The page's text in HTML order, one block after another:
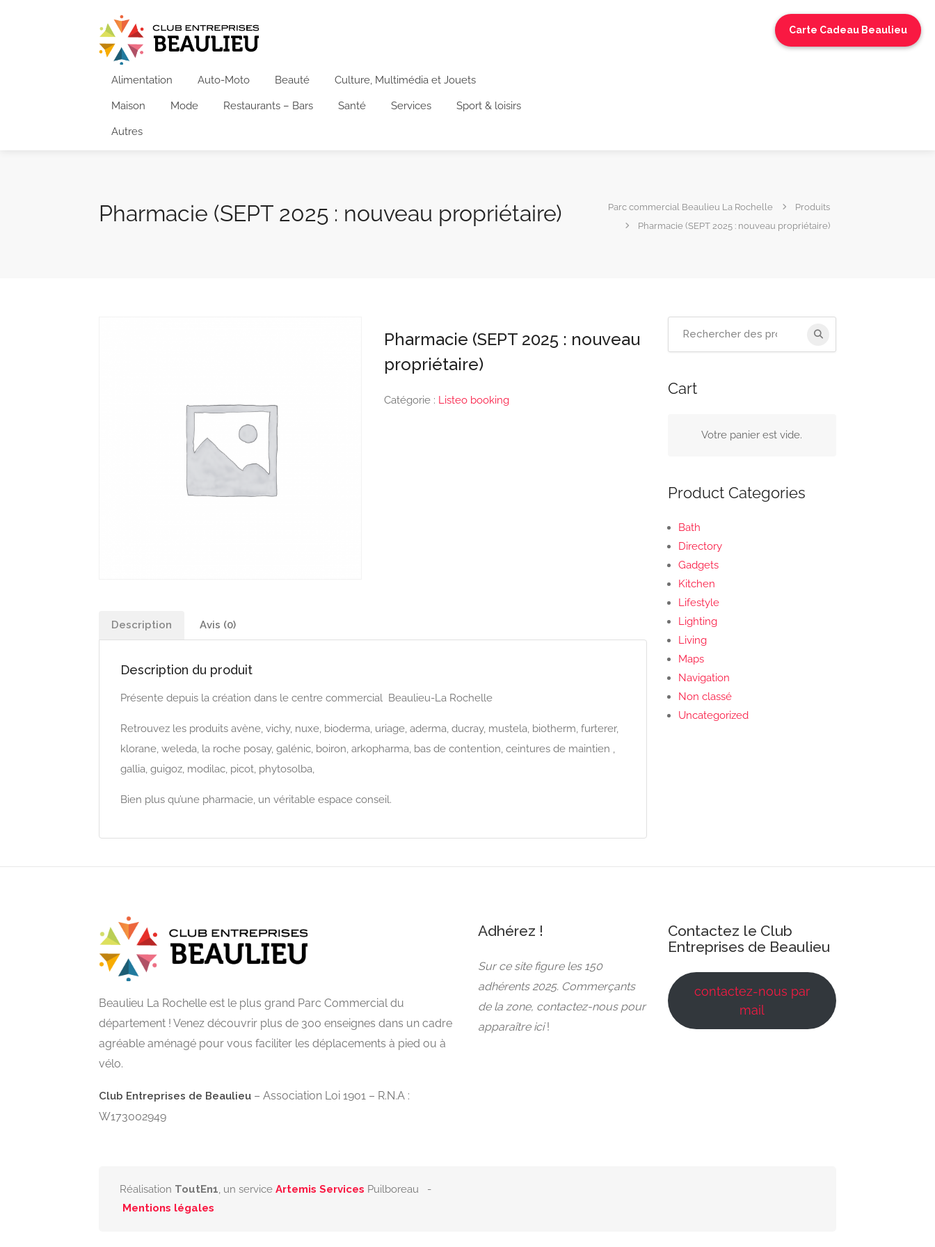
Carte Cadeau Beaulieu
Alimentation Auto-Moto Beauté Culture, Multimédia et Jouets
Maison Mode Restaurants – Bars Santé Services Sport & loisirs
Autres
Pharmacie (SEPT 2025 : nouveau propriétaire) Parc commercial Beaulieu La Rochelle
Produits
Pharmacie (SEPT 2025 : nouveau propriétaire)
Pharmacie (SEPT 2025 : nouveau
propriétaire)
Catégorie : Listeo booking
Description Avis (0)
Description du produit
Présente depuis la création dans le centre commercial Beaulieu-La Rochelle
Retrouvez les produits avène, vichy, nuxe, bioderma, uriage, aderma, ducray, mustela, biotherm, furterer,
klorane, weleda, la roche posay, galénic, boiron, arkopharma, bas de contention, ceintures de maintien ,
gallia, guigoz, modilac, picot, phytosolba,
Bien plus qu’une pharmacie, un véritable espace conseil.
Cart
Votre panier est vide.
Product Categories
Bath
Directory
Gadgets
Kitchen
Lifestyle
Lighting
Living
Maps
Navigation
Non classé
Uncategorized
Beaulieu La Rochelle est le plus grand Parc Commercial du
département ! Venez découvrir plus de 300 enseignes dans un cadre
agréable aménagé pour vous faciliter les déplacements à pied ou à
vélo.
Club Entreprises de Beaulieu – Association Loi 1901 – R.N.A :
W173002949
Adhérez !
Sur ce site figure les 150
adhérents 2025. Commerçants
de la zone, contactez-nous pour
apparaître ici!
Contactez le Club
Entreprises de Beaulieu
contactez-nous par
mail
Réalisation ToutEn1, un service Artemis Services Puilboreau -
Mentions légales